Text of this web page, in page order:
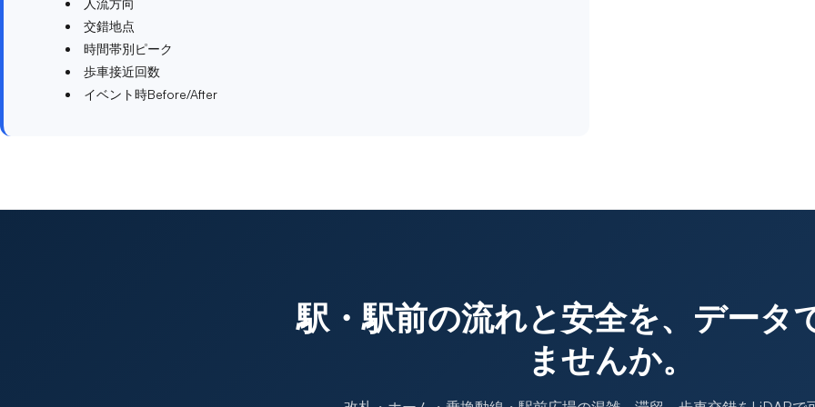
人流方向
交錯地点
時間帯別ピーク
歩車接近回数
イベント時Before/After
駅・駅前の流れと安全を、データ
ませんか。